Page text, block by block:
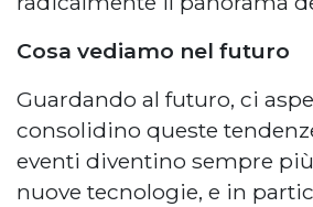
Cosa vediamo nel futuro
Guardando al futuro, ci
consolidino queste
eventi diventino sempre
nuove tecnologie, e in